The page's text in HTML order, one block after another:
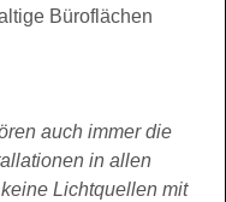
Büroflächen
auch immer die
in allen
Lichtquellen mit